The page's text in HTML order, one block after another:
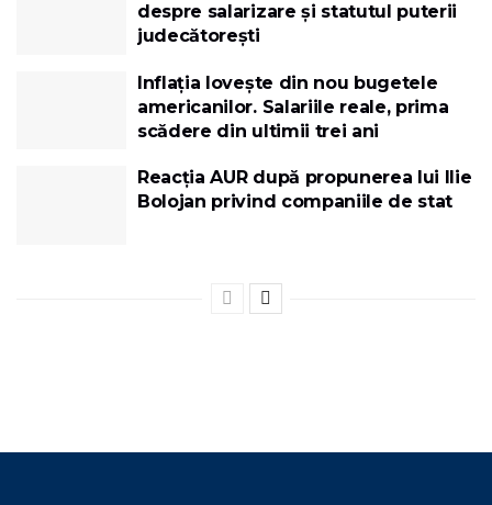
despre salarizare și statutul puterii
judecătorești
Inflația lovește din nou bugetele
americanilor. Salariile reale, prima
scădere din ultimii trei ani
Reacția AUR după propunerea lui Ilie
Bolojan privind companiile de stat